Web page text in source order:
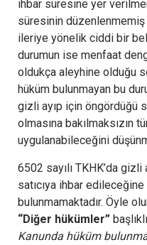
ihbar süresine yer
süresinin düzenlenmemiş
ileriye yönelik ciddi bir
durumun ise menfaat
oldukça aleyhine olduğu
hüküm bulunmayan bu
gizli ayıp için öngördüğü
olmasına bakılmaksızın
uygulanabileceğini
6502 sayılı TKHK’da gizli
satıcıya ihbar
bulunmamaktadır. Öyle
“Diğer hükümler”
Kanunda hüküm